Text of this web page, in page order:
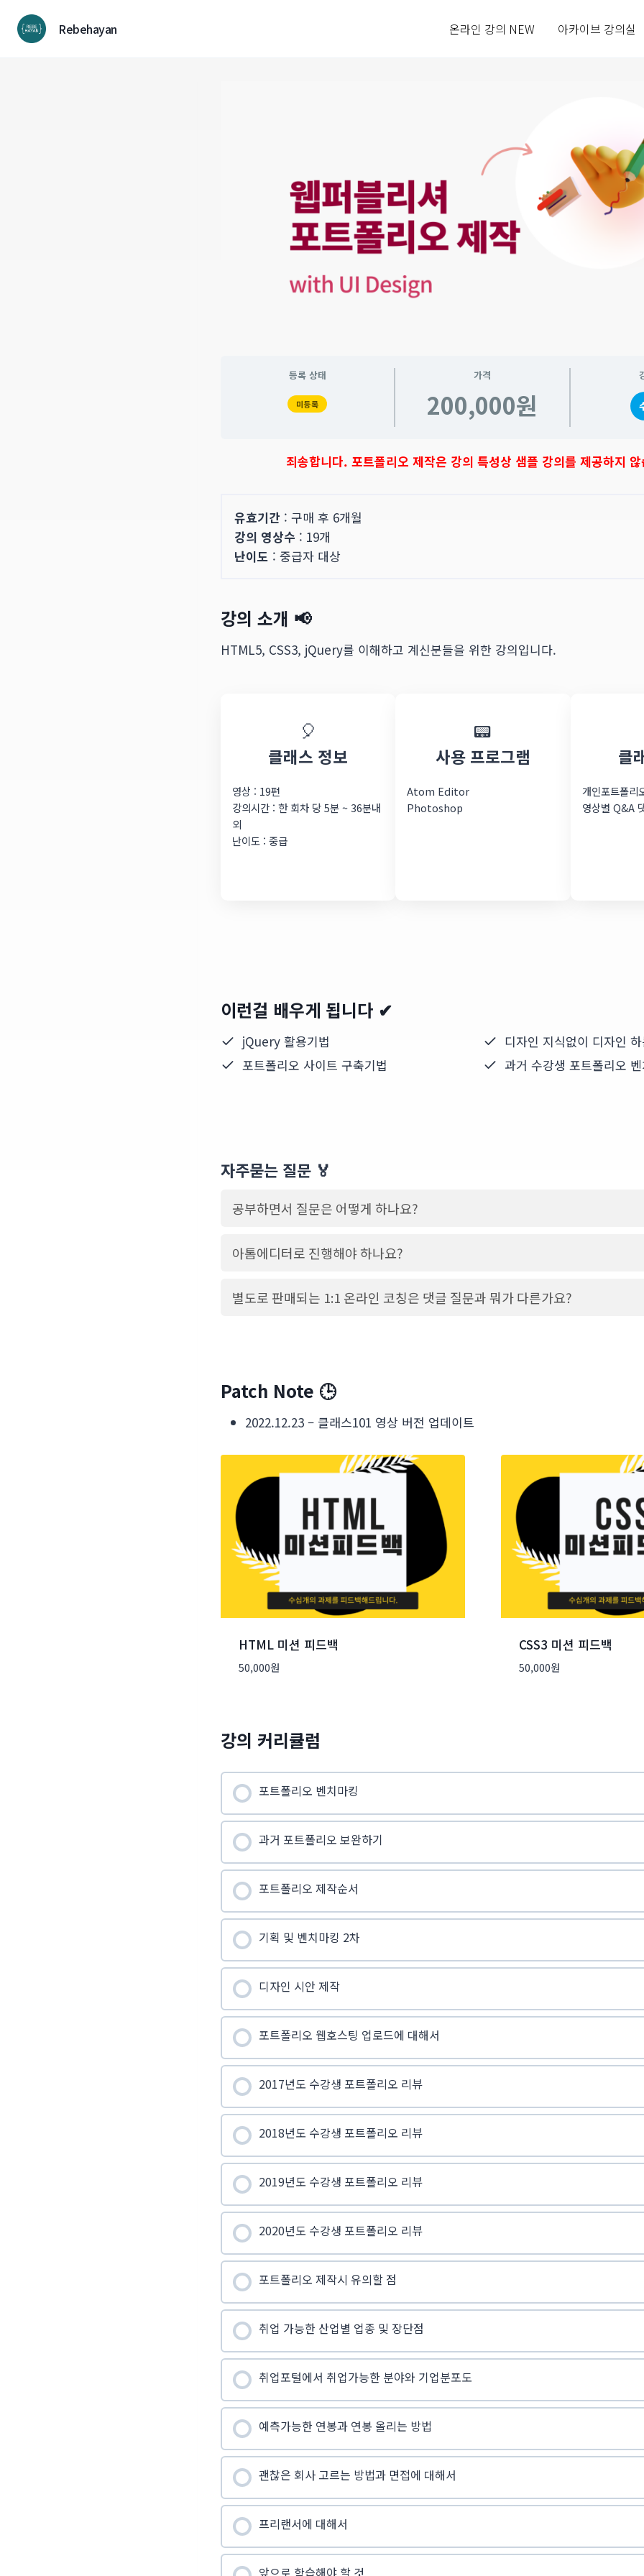
Rebehayan 온라인 강의 NEW 아카이브 강의실
등록 상태
미등록
가격
200,000원
죄송합니다. 포트폴리오 제작은 강의 특성상 샘플 강의를 제공하지
유효기간 : 구매 후 6개월
강의 영상수 : 19개
난이도 : 중급자 대상
강의 소개 📢
HTML5, CSS3, jQuery를 이해하고 계신분들을 위한 강의입니다.
🎈
클래스 정보
영상 : 19편
강의시간 : 한 회차 당 5분 ~ 36분내
외
난이도 : 중급
📟
사용 프로그램
Atom Editor
Photoshop
클
개인포트폴리
영상별 Q&A
이런걸 배우게 됩니다 ✔
jQuery 활용기법
디자인 지식없이 디자인
포트폴리오 사이트 구축기법
과거 수강생 포트폴리오
자주묻는 질문 🏅
공부하면서 질문은 어떻게 하나요?
아톰에디터로 진행해야 하나요?
별도로 판매되는 1:1 온라인 코칭은 댓글 질문과 뭐가 다른가요?
Patch Note 🕒
2022.12.23 – 클래스101 영상 버전 업데이트
HTML 미션 피드백
50,000원
CSS3 미션 피드백
50,000원
강의 커리큘럼
포트폴리오 벤치마킹
과거 포트폴리오 보완하기
포트폴리오 제작순서
기획 및 벤치마킹 2차
디자인 시안 제작
포트폴리오 웹호스팅 업로드에 대해서
2017년도 수강생 포트폴리오 리뷰
2018년도 수강생 포트폴리오 리뷰
2019년도 수강생 포트폴리오 리뷰
2020년도 수강생 포트폴리오 리뷰
포트폴리오 제작시 유의할 점
취업 가능한 산업별 업종 및 장단점
취업포털에서 취업가능한 분야와 기업분포도
예측가능한 연봉과 연봉 올리는 방법
괜찮은 회사 고르는 방법과 면접에 대해서
프리랜서에 대해서